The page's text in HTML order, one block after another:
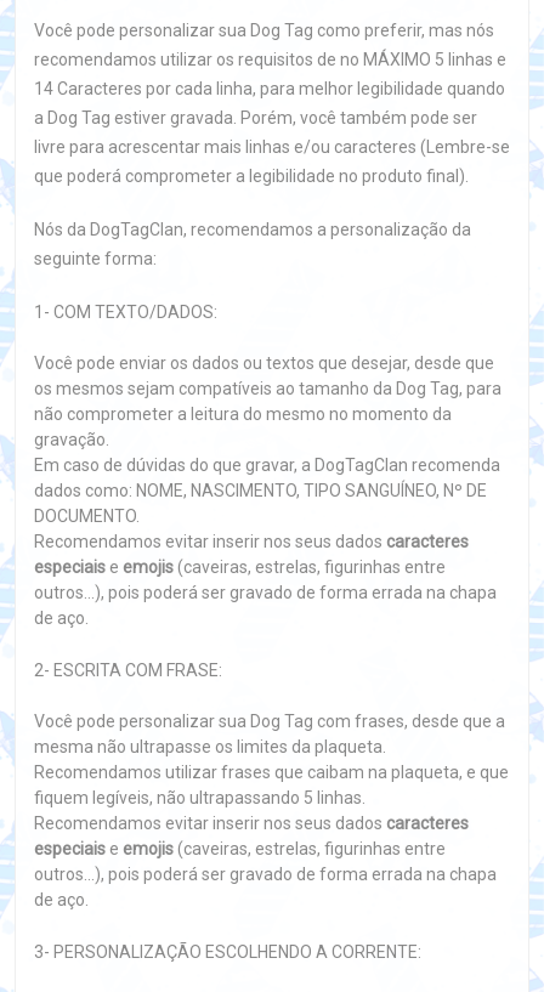
Você pode personalizar sua Dog Tag como preferir, mas nós
recomendamos utilizar os requisitos de no MÁXIMO 5 linhas e
14 Caracteres por cada linha, para melhor legibilidade quando
a Dog Tag estiver gravada. Porém, você também pode ser
livre para acrescentar mais linhas e/ou caracteres (Lembre-se
que poderá comprometer a legibilidade no produto final).
Nós da DogTagClan, recomendamos a personalização da
seguinte forma:
1- COM TEXTO/DADOS:
Você pode enviar os dados ou textos que desejar, desde que
os mesmos sejam compatíveis ao tamanho da Dog Tag, para
não comprometer a leitura do mesmo no momento da
gravação.
Em caso de dúvidas do que gravar, a DogTagClan recomenda
dados como: NOME, NASCIMENTO, TIPO SANGUÍNEO, Nº DE
DOCUMENTO.
Recomendamos evitar inserir nos seus dados caracteres
especiais e emojis(caveiras, estrelas, figurinhas entre
outros...), pois poderá ser gravado de forma errada na chapa
de aço.
2- ESCRITA COM FRASE:
Você pode personalizar sua Dog Tag com frases, desde que a
mesma não ultrapasse os limites da plaqueta.
Recomendamos utilizar frases que caibam na plaqueta, e que
fiquem legíveis, não ultrapassando 5 linhas.
Recomendamos evitar inserir nos seus dados caracteres
especiais e emojis(caveiras, estrelas, figurinhas entre
outros...), pois poderá ser gravado de forma errada na chapa
de aço.
3- PERSONALIZAÇÃO ESCOLHENDO A CORRENTE: